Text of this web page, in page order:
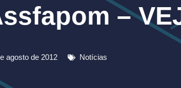
–
agosto de 2012 Notícias